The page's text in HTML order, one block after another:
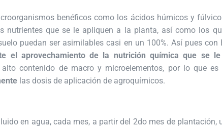
benéficos como los ácidos húmicos y
nutrientes que se le apliquen a la planta, así como los
puedan ser asimilables casi en un 100%. Así pues con
el aprovechamiento de la nutrición química que se
contenido de macro y microelementos, por lo que es
las dosis de aplicación de agroquímicos.
en agua, cada mes, a partir del 2do mes de plantación,